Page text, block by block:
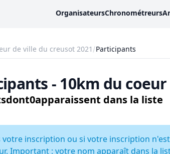
OrganisateursChronométreurs
de ville du creusot 2021 Participants
- 10km du
dont0apparaissent dans la liste
votre inscription ou si votre inscription
Important : votre nom apparaît dans la